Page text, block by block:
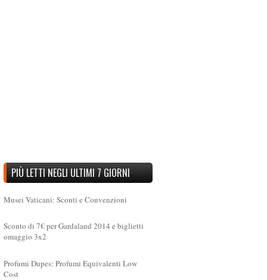
PIÙ LETTI NEGLI ULTIMI 7 GIORNI
Musei Vaticani: Sconti e Convenzioni
Sconto di 7€ per Gardaland 2014 e biglietti
omaggio 3x2
Profumi Dupes: Profumi Equivalenti Low
Cost